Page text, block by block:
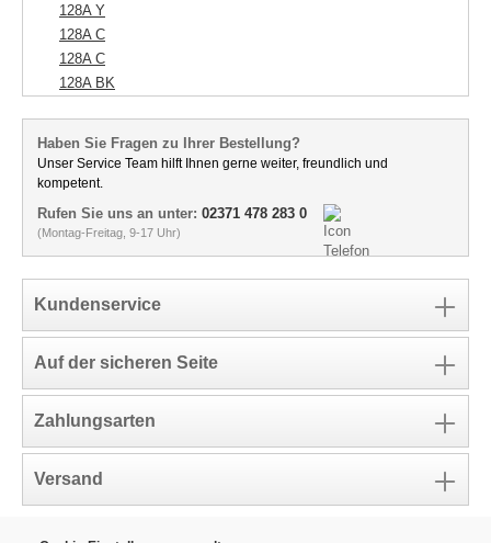
128A Y
128A C
128A C
128A BK
Haben Sie Fragen zu Ihrer Bestellung?
Unser Service Team hilft Ihnen gerne weiter, freundlich und
kompetent.
Rufen Sie uns an unter: 02371 478 283 0
(Montag-Freitag, 9-17 Uhr)
Kundenservice
Auf der sicheren Seite
Zahlungsarten
Versand